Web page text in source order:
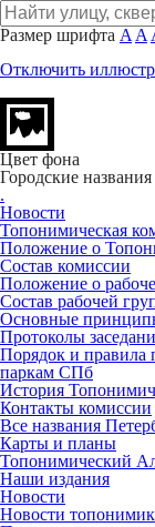
Размер шрифта A A
Отключить
Цвет фона
Городские
.
Новости
Топонимическая
Положение о
Состав комиссии
Положение о
Состав рабочей
Основные
Протоколы
Порядок и правила
паркам СПб
История
Контакты комиссии
Все названия
Карты и планы
Топонимический
Наши издания
Новости
Новости